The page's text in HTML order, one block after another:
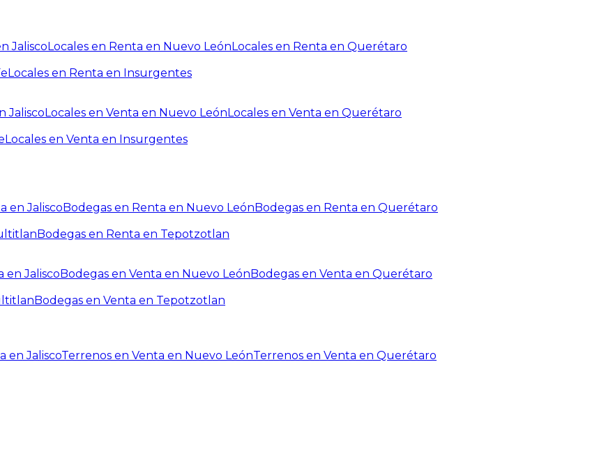
JaliscoLocales en Renta en Nuevo LeónLocales en Renta en Querétaro
Locales en Renta en Insurgentes
JaliscoLocales en Venta en Nuevo LeónLocales en Venta en Querétaro
Locales en Venta en Insurgentes
en JaliscoBodegas en Renta en Nuevo LeónBodegas en Renta en Querétaro
Bodegas en Renta en Tepotzotlan
en JaliscoBodegas en Venta en Nuevo LeónBodegas en Venta en Querétaro
Bodegas en Venta en Tepotzotlan
en JaliscoTerrenos en Venta en Nuevo LeónTerrenos en Venta en Querétaro